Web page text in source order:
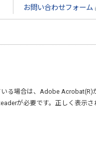
お問い合わせフォーム
る場合は、 Adobe Acrobat(R)
が必要です。正しく表示さ